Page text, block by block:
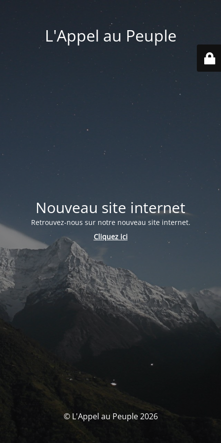
L'Appel au Peuple
Nouveau site internet
Retrouvez-nous sur notre nouveau site internet.
Cliquez ici
© L'Appel au Peuple 2026